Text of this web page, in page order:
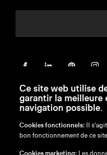
en/nl/fr/de
Ce site web utilise
garantir la meilleure
navigation possible.
Cookies fonctionnels: Il
bon fonctionnement de ce
Cookies marketing: Les